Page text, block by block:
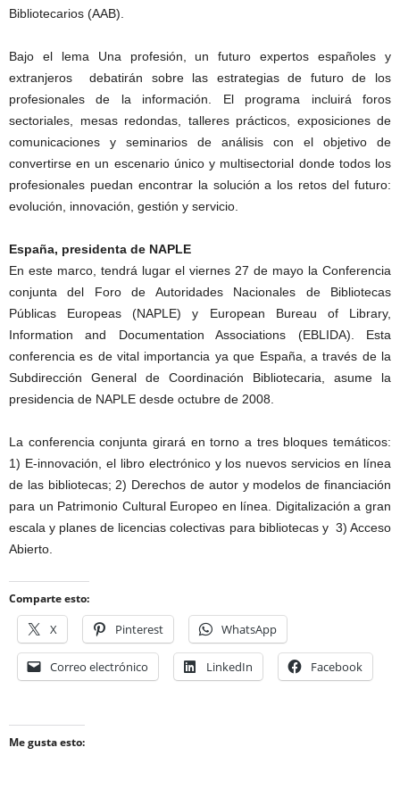
Bibliotecarios (AAB).
Bajo el lema Una profesión, un futuro expertos españoles y
extranjeros debatirán sobre las estrategias de futuro de los
profesionales de la información. El programa incluirá foros
sectoriales, mesas redondas, talleres prácticos, exposiciones de
comunicaciones y seminarios de análisis con el objetivo de
convertirse en un escenario único y multisectorial donde todos los
profesionales puedan encontrar la solución a los retos del futuro:
evolución, innovación, gestión y servicio.
España, presidenta de NAPLE
En este marco, tendrá lugar el viernes 27 de mayo la Conferencia
conjunta del Foro de Autoridades Nacionales de Bibliotecas
Públicas Europeas (NAPLE) y European Bureau of Library,
Information and Documentation Associations (EBLIDA). Esta
conferencia es de vital importancia ya que España, a través de la
Subdirección General de Coordinación Bibliotecaria, asume la
presidencia de NAPLE desde octubre de 2008.
La conferencia conjunta girará en torno a tres bloques temáticos:
1) E-innovación, el libro electrónico y los nuevos servicios en línea
de las bibliotecas; 2) Derechos de autor y modelos de financiación
para un Patrimonio Cultural Europeo en línea. Digitalización a gran
escala y planes de licencias colectivas para bibliotecas y 3) Acceso
Abierto.
Comparte esto:
X Pinterest WhatsApp
Correo electrónico LinkedIn Facebook
Me gusta esto: